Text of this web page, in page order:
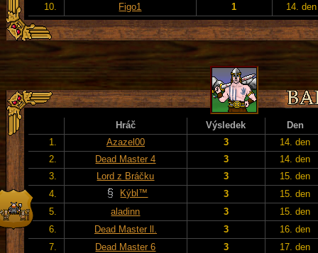
10.
Figo1 1 14. den
Hráč Výsledek
Den
1.
Azazel00 3
14. den
2.
Dead Master 4 3
14. den
3.
Lord z Bráčku 3
15. den
4.
Kýbl™ 3
15. den
5.
aladinn 3
15. den
6.
Dead Master ll. 3
16. den
7.
Dead Master 6 3
17. den